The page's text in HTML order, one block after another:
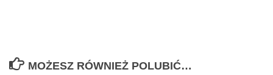
MOŻESZ RÓWNIEŻ POLUBIĆ…